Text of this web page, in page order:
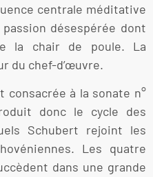
centrale méditative
désespérée dont
la chair de poule. La
du chef-d’œuvre.
consacrée à la sonate n°
donc le cycle des
Schubert rejoint les
Les quatre
dans une grande